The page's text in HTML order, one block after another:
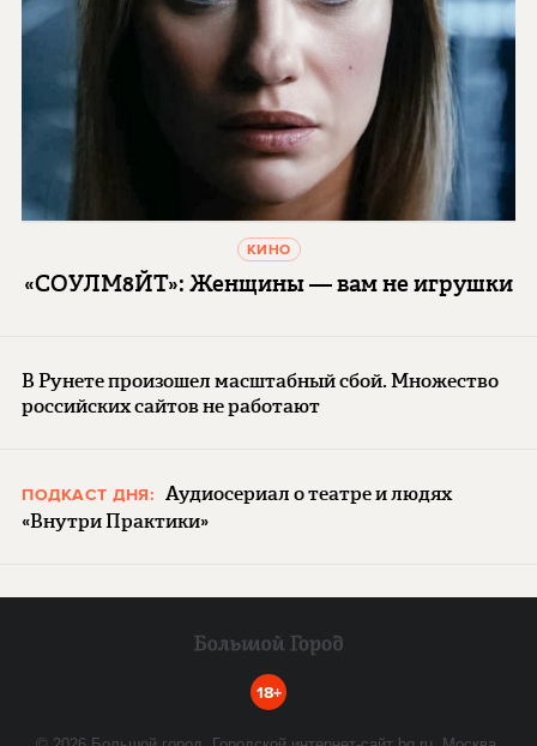
КИНО
«СОУЛМ8ЙТ»: Женщины — вам не игрушки
В Рунете произошел масштабный сбой. Множество
российских сайтов не работают
ПОДКАСТ ДНЯ: Аудиосериал о театре и людях
«Внутри Практики»
18+